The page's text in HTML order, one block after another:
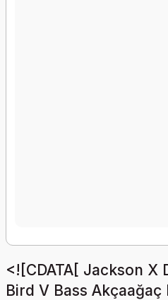
<![CDATA[ Jackson X
Bird V Bass